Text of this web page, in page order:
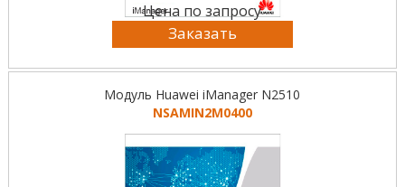
Цена по запросу
Заказать
Модуль Huawei iManager N2510
NSAMIN2M0400